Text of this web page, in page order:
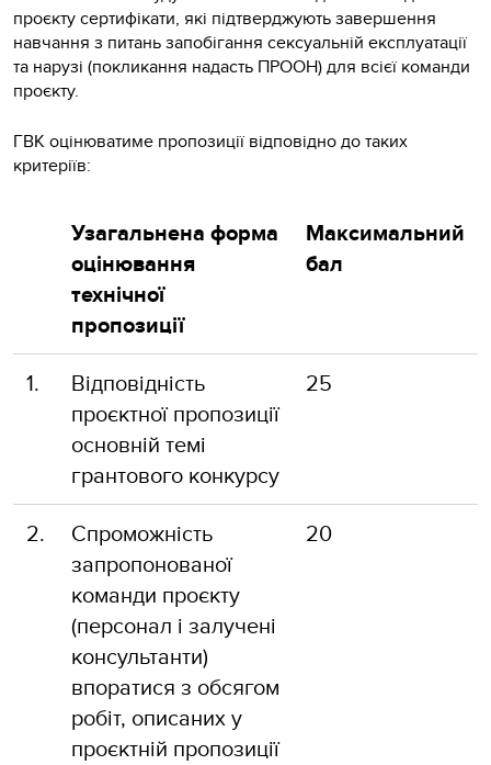
проєкту сертифікати, які підтверджують завершення
навчання з питань запобігання сексуальній експлуатації
та нарузі (покликання надасть ПРООН) для всієї команди
проєкту.
ГВК оцінюватиме пропозиції відповідно до таких
критеріїв:
Узагальнена форма
оцінювання
технічної
пропозиції
Максимальний
бал
1.
Відповідність
проєктної пропозиції
основній темі
грантового конкурсу
25
2.
Спроможність
запропонованої
команди проєкту
(персонал і залучені
консультанти)
впоратися з обсягом
робіт, описаних у
проєктній пропозиції
20